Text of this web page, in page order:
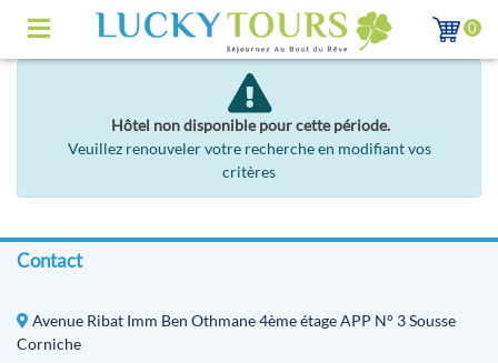
0
Hôtel non disponible pour cette période.
Veuillez renouveler votre recherche en modifiant vos
critères
Contact
Avenue Ribat Imm Ben Othmane 4ème étage APP N° 3 Sousse
Corniche